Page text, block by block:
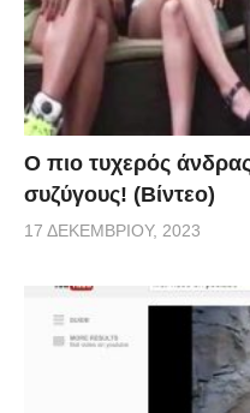
Ο πιο τυχερός
συζύγους! (Βίντεο)
17 ΔΕΚΕΜΒΡΊΟΥ, 2023